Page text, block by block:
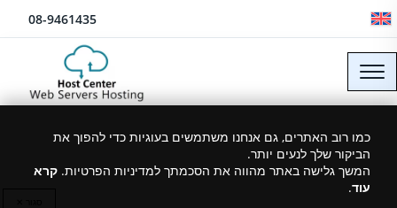
דלג לתוכן 08-9461435
כמו רוב האתרים, גם אנחנו משתמשים בעוגיות כדי להפוך את
הביקור שלך לנעים יותר.
המשך גלישה באתר מהווה את הסכמתך למדיניות הפרטיות. קרא
עוד.
09/10/2025